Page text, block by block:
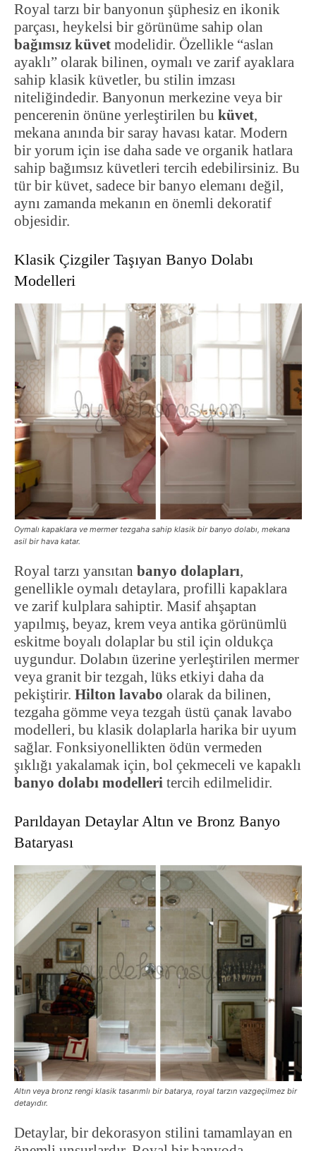
Royal tarzı bir banyonun şüphesiz en ikonik
parçası, heykelsi bir görünüme sahip olan
bağımsız küvet modelidir. Özellikle “aslan
ayaklı” olarak bilinen, oymalı ve zarif ayaklara
sahip klasik küvetler, bu stilin imzası
niteliğindedir. Banyonun merkezine veya bir
pencerenin önüne yerleştirilen bu küvet,
mekana anında bir saray havası katar. Modern
bir yorum için ise daha sade ve organik hatlara
sahip bağımsız küvetleri tercih edebilirsiniz. Bu
tür bir küvet, sadece bir banyo elemanı değil,
aynı zamanda mekanın en önemli dekoratif
objesidir.
Klasik Çizgiler Taşıyan Banyo Dolabı
Modelleri
Oymalı kapaklara ve mermer tezgaha sahip klasik bir banyo dolabı, mekana
asil bir hava katar.
Royal tarzı yansıtan banyo dolapları,
genellikle oymalı detaylara, profilli kapaklara
ve zarif kulplara sahiptir. Masif ahşaptan
yapılmış, beyaz, krem veya antika görünümlü
eskitme boyalı dolaplar bu stil için oldukça
uygundur. Dolabın üzerine yerleştirilen mermer
veya granit bir tezgah, lüks etkiyi daha da
pekiştirir. Hilton lavabo olarak da bilinen,
tezgaha gömme veya tezgah üstü çanak lavabo
modelleri, bu klasik dolaplarla harika bir uyum
sağlar. Fonksiyonellikten ödün vermeden
şıklığı yakalamak için, bol çekmeceli ve kapaklı
banyo dolabı modelleri tercih edilmelidir.
Parıldayan Detaylar Altın ve Bronz Banyo
Bataryası
Altın veya bronz rengi klasik tasarımlı bir batarya, royal tarzın vazgeçilmez bir
detayıdır.
Detaylar, bir dekorasyon stilini tamamlayan en